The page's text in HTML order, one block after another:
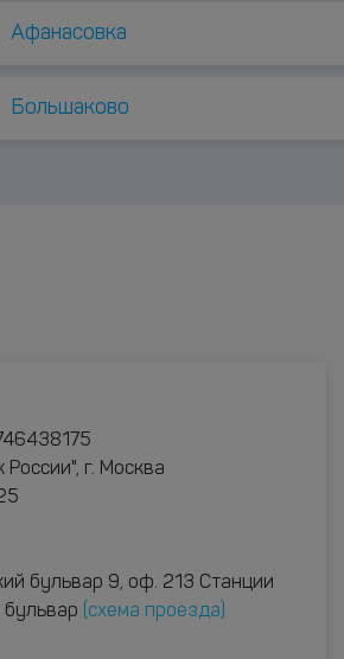
Афанасовка
Большаково
г. Москва
бульвар 9, оф. 213 Станции
(схема проезда)